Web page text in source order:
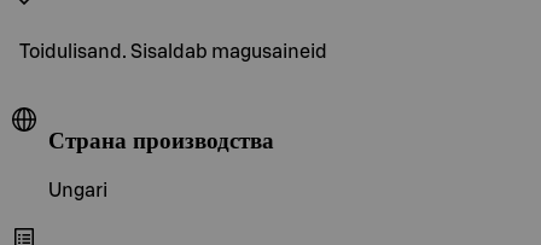
Toidulisand. Sisaldab magusaineid
Страна производства
Ungari